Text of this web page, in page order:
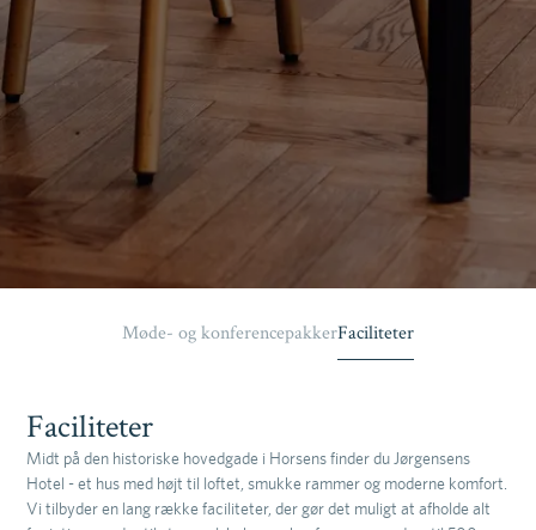
Møde- og konferencepakkerFaciliteter
Faciliteter
Midt på den historiske hovedgade i Horsens finder du Jørgensens
Hotel - et hus med højt til loftet, smukke rammer og moderne komfort.
Vi tilbyder en lang række faciliteter, der gør det muligt at afholde alt